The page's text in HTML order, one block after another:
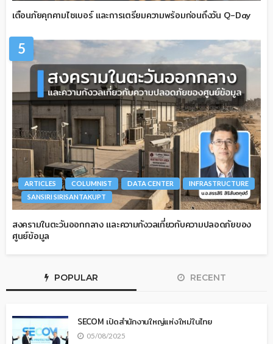
เตือนภัยคุกคามไซเบอร์ และการเตรียมความพร้อมก่อนถึงวัน Q-Day
5
ARTICLES COLUMNIST DATA CENTER
INFRASTRUCTURE
SANSIRI SIRISANTAKUPT
สงครามในตะวันออกกลาง และความกังวลเกี่ยวกับความปลอดภัยของ
ศูนย์ข้อมูล
POPULAR RECENT
SECOM เปิดสำนักงานใหญ่แห่งใหม่ในไทย
05/08/2025